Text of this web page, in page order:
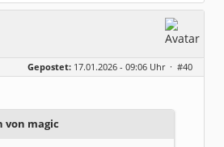
Gepostet: 17.01.2026 - 09:06 Uhr · #40
von magic